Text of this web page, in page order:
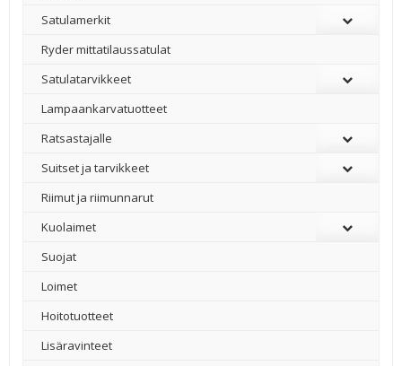
Satulamerkit
Ryder mittatilaussatulat
Satulatarvikkeet
–
Lampaankarvatuotteet
Ratsastajalle
Suitset ja tarvikkeet
Riimut ja riimunnarut
Kuolaimet
Suojat
Loimet
Hoitotuotteet
Lisäravinteet